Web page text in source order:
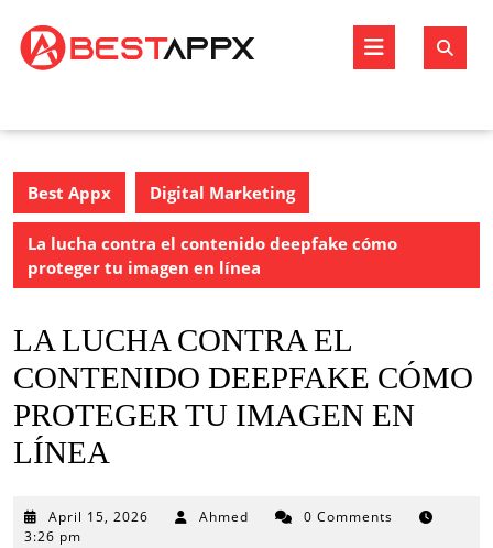
content
Open
Best Appx Digital Marketing
La lucha contra el contenido deepfake cómo
proteger tu imagen en línea
LA LUCHA CONTRA EL
CONTENIDO DEEPFAKE CÓMO
PROTEGER TU IMAGEN EN
LÍNEA
April 15, 2026 April
Ahmed
0 Comments
3:26 pm